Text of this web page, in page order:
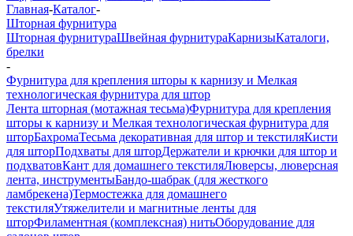
Главная-Каталог-
Шторная фурнитура
Шторная фурнитураШвейная фурнитураКарнизыКаталоги,
брелки
-
Фурнитура для крепления шторы к карнизу и Мелкая
технологическая фурнитура для штор
Лента шторная (мотажная тесьма)Фурнитура для крепления
шторы к карнизу и Мелкая технологическая фурнитура для
шторБахромаТесьма декоративная для штор и текстиляКисти
для шторПодхваты для шторДержатели и крючки для штор и
подхватовКант для домашнего текстиляЛюверсы, люверсная
лента, инструментыБандо-шабрак (для жесткого
ламбрекена)Термостежка для домашнего
текстиляУтяжелители и магнитные ленты для
шторФиламентная (комплексная) нитьОборудование для